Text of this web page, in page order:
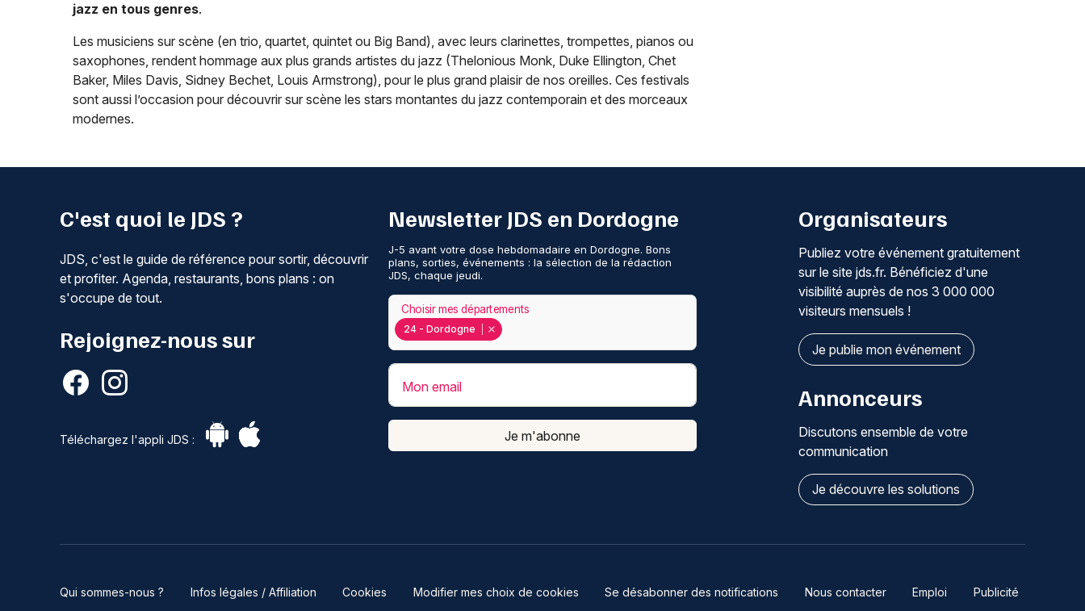
jazz en tous genres.
Les musiciens sur scène (en trio, quartet, quintet ou Big Band), avec leurs clarinettes, trompettes, pianos ou
saxophones, rendent hommage aux plus grands artistes du jazz (Thelonious Monk, Duke Ellington, Chet
Baker, Miles Davis, Sidney Bechet, Louis Armstrong), pour le plus grand plaisir de nos oreilles. Ces festivals
sont aussi l’occasion pour découvrir sur scène les stars montantes du jazz contemporain et des morceaux
modernes.
C'est quoi le JDS ?
JDS, c'est le guide de référence pour sortir, découvrir
et profiter. Agenda, restaurants, bons plans : on
s'occupe de tout.
Rejoignez-nous sur
Téléchargez l'appli JDS :
Newsletter JDS en Dordogne
J-5 avant votre dose hebdomadaire en Dordogne. Bons
plans, sorties, événements : la sélection de la rédaction
JDS, chaque jeudi.
24 - Dordogne
Choisir mes départements
Mon email
Je m'abonne
Organisateurs
Publiez votre événement gratuitement
sur le site jds.fr. Bénéficiez d'une
visibilité auprès de nos 3 000 000
visiteurs mensuels !
Je publie mon événement
Annonceurs
Discutons ensemble de votre
communication
Je découvre les solutions
Qui sommes-nous ? Infos légales / Affiliation Cookies Modifier mes choix de cookies Se désabonner des notifications Nous contacter Emploi Publicité